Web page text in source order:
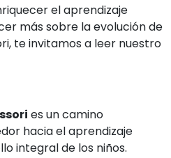
el aprendizaje
más sobre la evolución de
te invitamos a leer nuestro
es un camino
hacia el aprendizaje
integral de los niños.